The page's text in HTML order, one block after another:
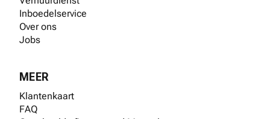
Inboedelservice
Over ons
Jobs
MEER
Klantenkaart
FAQ